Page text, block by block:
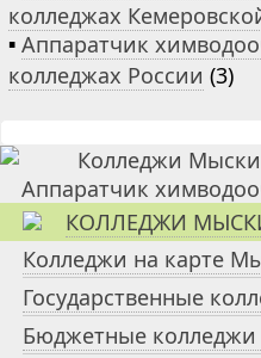
колледжах
▪ Аппаратчик
колледжах России (3)
КОЛЛЕДЖИ
Колледжи на карте
Государственные
Бюджетные